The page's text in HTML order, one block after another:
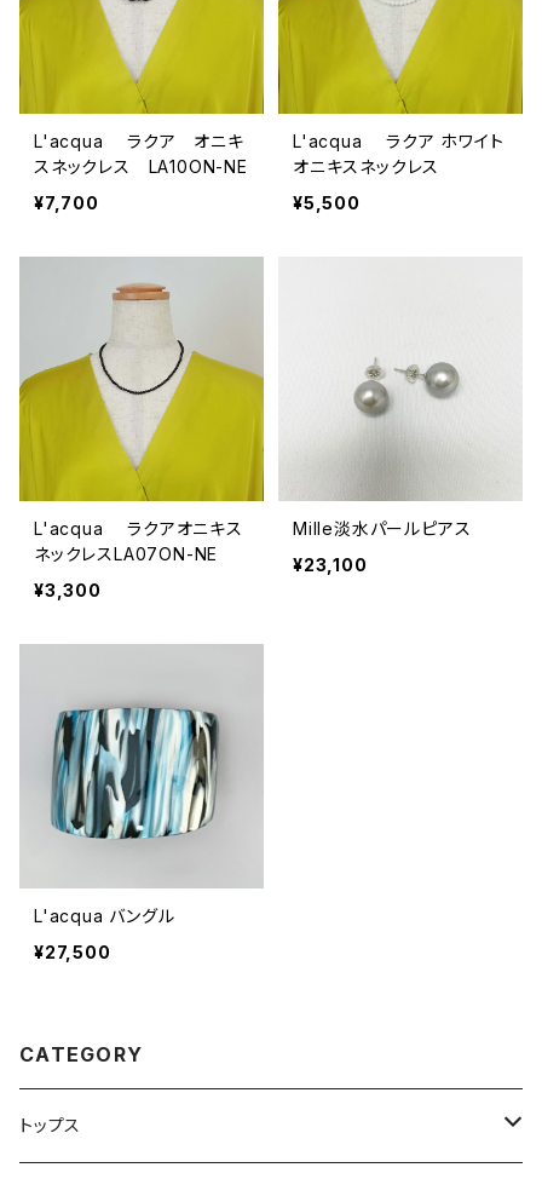
L'acqua ラクア オニキ
スネックレス LA10ON-NE
¥7,700
L'acqua ラクア ホワイト
オニキスネックレス
¥5,500
L'acqua ラクアオニキス
ネックレスLA07ON-NE
¥3,300
Mille淡水パールピアス
¥23,100
L'acqua バングル
¥27,500
CATEGORY
トップス